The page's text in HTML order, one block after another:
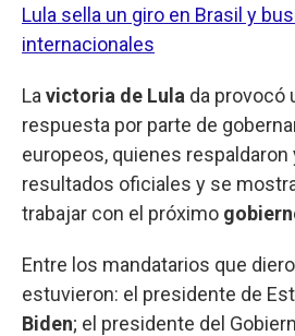
Lula sella un giro en Brasil y
internacionales
La victoria de Lula da provocó
respuesta por parte de
europeos, quienes respaldaron
resultados oficiales y se
trabajar con el próximo
Entre los mandatarios que
estuvieron: el presidente de
Biden; el presidente del